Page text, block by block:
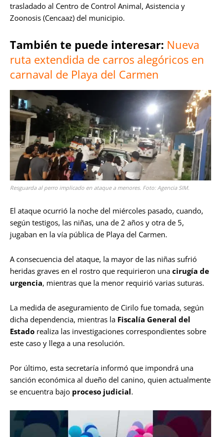
trasladado al Centro de Control Animal, Asistencia y
Zoonosis (Cencaaz) del municipio.
También te puede interesar: Nueva
ruta extendida de carros alegóricos en
carnaval de Playa del Carmen
Resguarda al perro implicado en ataque a menores. Foto: Agencia SIM.
El ataque ocurrió la noche del miércoles pasado, cuando,
según testigos, las niñas, una de 2 años y otra de 5,
jugaban en la vía pública de Playa del Carmen.
A consecuencia del ataque, la mayor de las niñas sufrió
heridas graves en el rostro que requirieron una cirugía de
urgencia, mientras que la menor requirió varias suturas.
La medida de aseguramiento de Cirilo fue tomada, según
dicha dependencia, mientras la Fiscalía General del
Estado realiza las investigaciones correspondientes sobre
este caso y llega a una resolución.
Por último, esta secretaría informó que impondrá una
sanción económica al dueño del canino, quien actualmente
se encuentra bajo proceso judicial.